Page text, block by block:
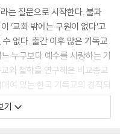
건설
는 성경을 ‘그대로’ 읽을 수
없이 나름대로 ‘해석’ 하는 일
는 생각 때문에 성경이 마치
모양으로 쓰이고 묶여 전해
그대로이기 때문에 처음부터
는 질문으로 시작한다. 불과
‘교회 밖에는 구원이 없다’고
없다. 출간 이후 많은 기독교
누구보다 예수를 사랑하는 기
와 철학을 연구해온 비교종교
여 있는 한국 기독교의 경직되
.
여겨, 그 어구 하나하나를 신의
기